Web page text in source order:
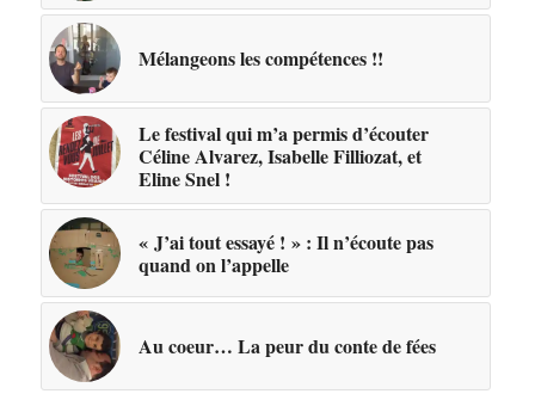
Mélangeons les compétences !!
Le festival qui m’a permis d’écouter
Céline Alvarez, Isabelle Filliozat, et
Eline Snel !
« J’ai tout essayé ! » : Il n’écoute pas
quand on l’appelle
Au coeur… La peur du conte de fées